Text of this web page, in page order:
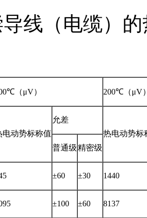
导线（电缆）
（μV） 200℃（μV
电动势标称值
允差
热电动势标
普通级精密级
±60 ±30 1440
±100 ±60 8137